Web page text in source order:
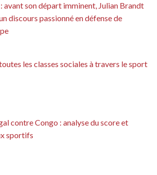
avant son départ imminent, Julian Brandt
discours passionné en défense de
les classes sociales à travers le sport
contre Congo : analyse du score et
sportifs